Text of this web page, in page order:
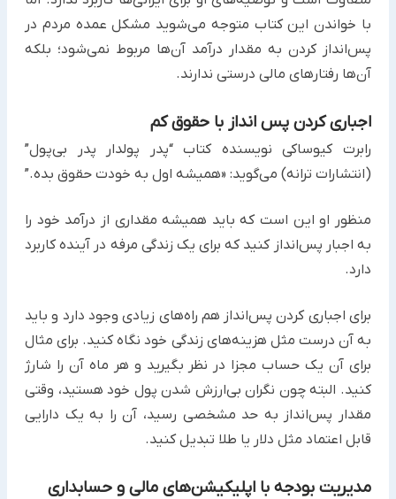
با خواندن این کتاب متوجه می‌شوید مشکل عمده مردم در
پس‌انداز کردن به ‏مقدار درآمد آن‌ها مربوط نمی‌شود؛ بلکه
آن‌ها رفتارهای مالی درستی ندارند.
اجباری کردن پس انداز با حقوق کم
رابرت کیوساکی نویسنده کتاب “پدر پولدار پدر بی‌پول”
(انتشارات ترانه) می‌گوید: «همیشه اول به خودت حقوق بده.”
منظور او این است ‏که باید همیشه مقداری از درآمد خود را
به اجبار پس‌انداز کنید که برای یک زندگی مرفه در آینده کاربرد
دارد.
برای اجباری کردن پس‌انداز هم راه‌های زیادی وجود دارد و باید
به آن درست مثل هزینه‌های زندگی خود نگاه کنید. برای ‏مثال
برای آن یک حساب مجزا در نظر بگیرید و هر ماه آن را شارژ
کنید. البته چون نگران بی‌ارزش شدن پول خود هستید، ‏وقتی
مقدار پس‌انداز به حد مشخصی رسید، آن را به یک دارایی
قابل اعتماد مثل دلار یا طلا تبدیل کنید.‏
مدیریت بودجه با اپلیکیشن‌های مالی و حسابداری